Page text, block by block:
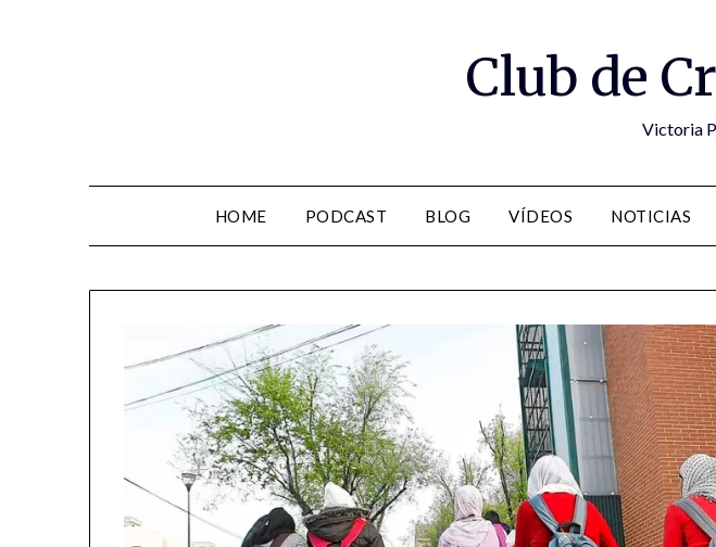
Club de
Victoria
HOME PODCAST BLOG VÍDEOS NOTICIAS